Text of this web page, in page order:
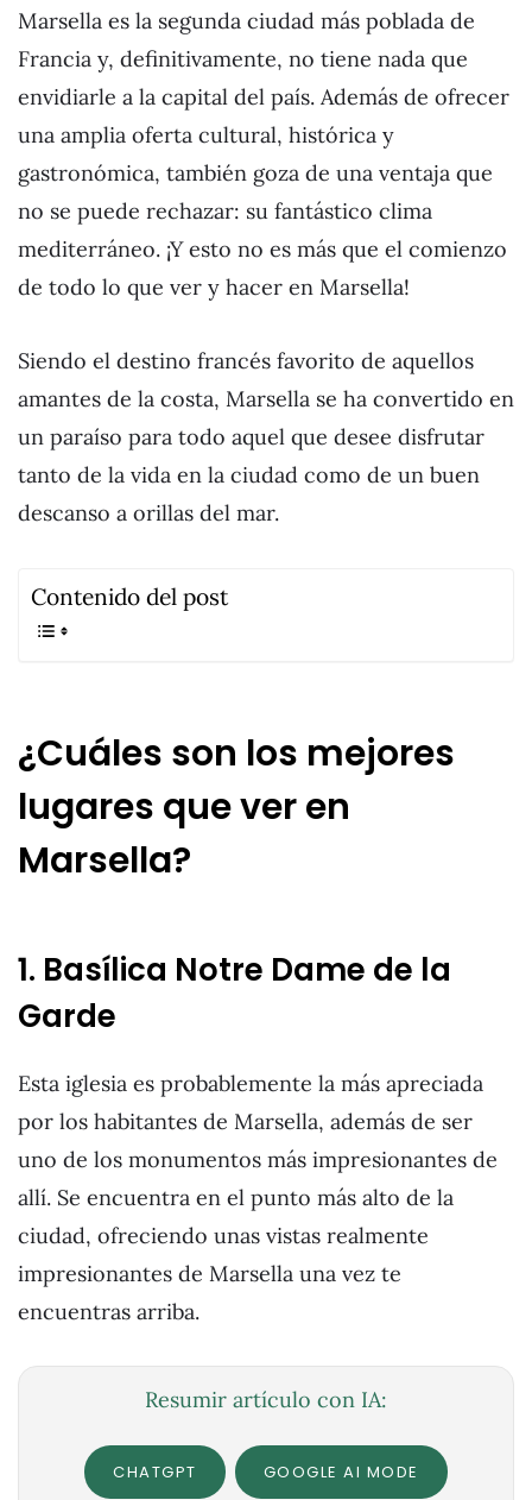
Marsella es la segunda ciudad más poblada de
Francia y, definitivamente, no tiene nada que
envidiarle a la capital del país. Además de ofrecer
una amplia oferta cultural, histórica y
gastronómica, también goza de una ventaja que
no se puede rechazar: su fantástico clima
mediterráneo. ¡Y esto no es más que el comienzo
de todo lo que ver y hacer en Marsella!
Siendo el destino francés favorito de aquellos
amantes de la costa, Marsella se ha convertido en
un paraíso para todo aquel que desee disfrutar
tanto de la vida en la ciudad como de un buen
descanso a orillas del mar.
Contenido del post
¿Cuáles son los mejores
lugares que ver en
Marsella?
1. Basílica Notre Dame de la
Garde
Esta iglesia es probablemente la más apreciada
por los habitantes de Marsella, además de ser
uno de los monumentos más impresionantes de
allí. Se encuentra en el punto más alto de la
ciudad, ofreciendo unas vistas realmente
impresionantes de Marsella una vez te
encuentras arriba.
Resumir artículo con IA:
CHATGPT GOOGLE AI MODE